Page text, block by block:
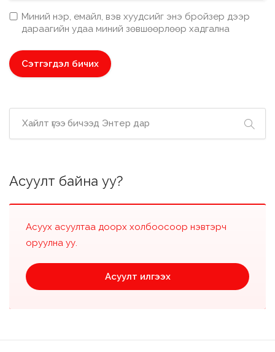
Миний нэр, емайл, вэв хуудсийг энэ бройзер дээр
дараагийн удаа миний зөвшөөрлөөр хадгална
Асуулт байна уу?
Асуух асуултаа доорх холбоосоор нэвтэрч
оруулна уу.
Асуулт илгээх